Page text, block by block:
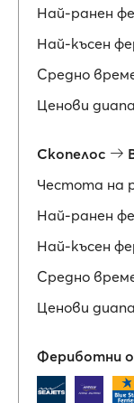
Най-ранен
Най-късен
Средно
Ценови
Скопелос
Честота на
Най-ранен
Най-късен
Средно
Ценови
Фериботни